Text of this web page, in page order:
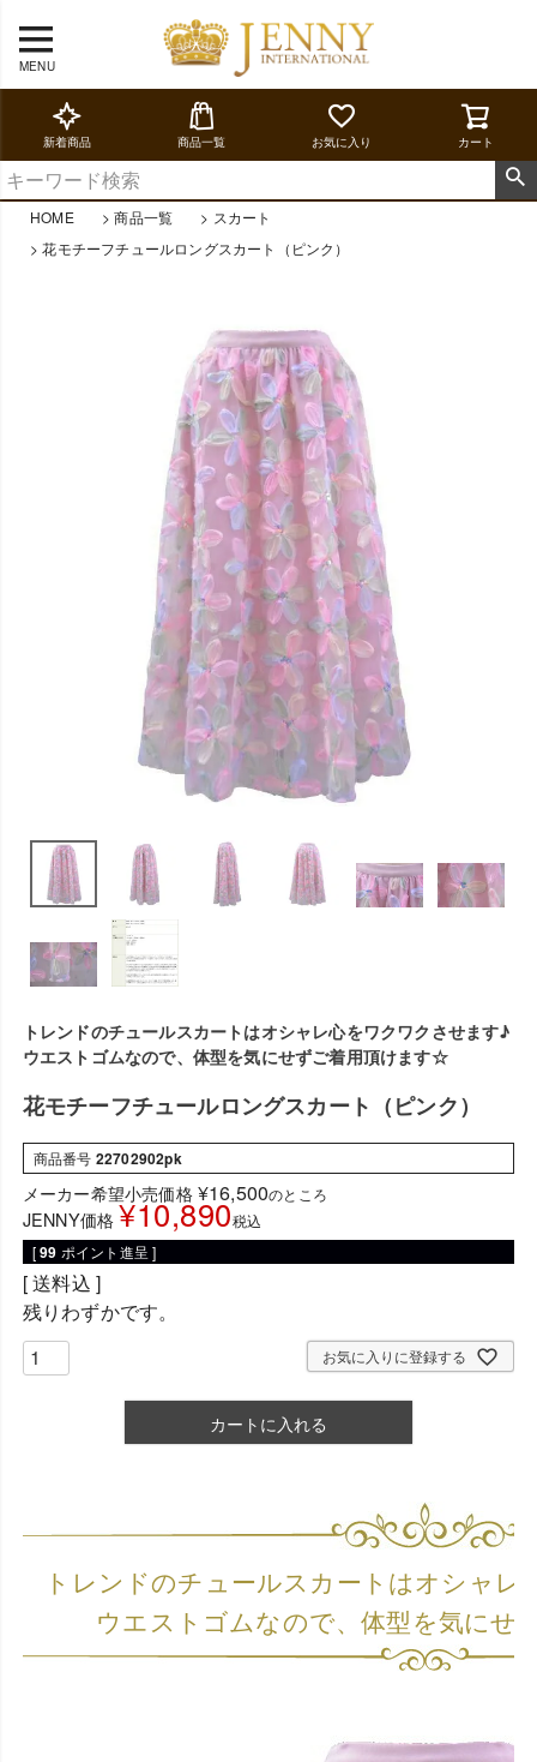
MENU
新着商品 商品一覧 お気に入り カート
HOME 商品一覧
スカート
花モチーフチュールロングスカート（ピンク）
トレンドのチュールスカートはオシャレ心をワクワクさせます♪
ウエストゴムなので、体型を気にせずご着用頂けます☆
花モチーフチュールロングスカート（ピンク）
商品番号 22702902pk
メーカー希望小売価格 ¥16,500のところ
JENNY価格 ¥10,890税込
[99 ポイント進呈 ]
送料込
残りわずかです。
お気に入りに登録する
カートに入れる
トレンドのチュールスカートはオシャ
ウエストゴムなので、体型を気にせ